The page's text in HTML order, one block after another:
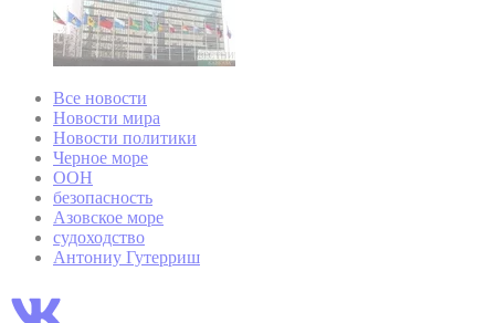
Все новости
Новости мира
Новости политики
Черное море
ООН
безопасность
Азовское море
судоходство
Антониу Гутерриш